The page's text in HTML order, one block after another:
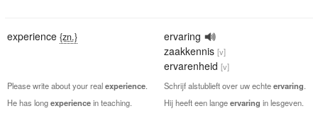
experience {zn.}
ervaring
zaakkennis [v]
ervarenheid [v]
Please write about your realexperience Schrijf alstublieft over uw echteervaring
He has longexperiencein teaching. Hij heeft een langeervaring in lesgeven.